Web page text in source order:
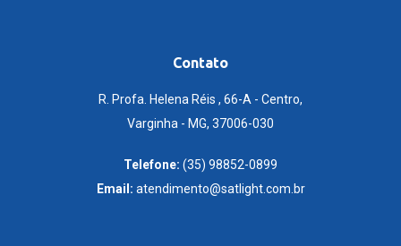
Contato
R. Profa. Helena Réis , 66-A - Centro,
Varginha - MG, 37006-030
Telefone: (35) 98852-0899
Email: atendimento@satlight.com.br